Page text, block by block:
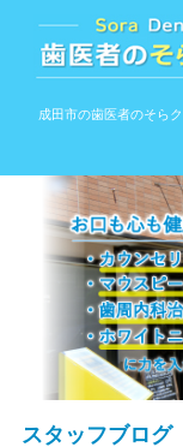
成田市の歯医者のそら
ホーム
院内ツアー
アクセス
スタッフ紹介
スタッフブログ